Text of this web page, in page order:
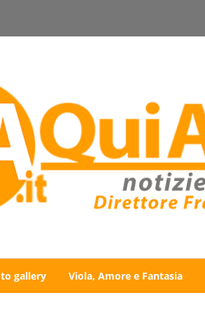
gallery Viola, Amore e Fantasia